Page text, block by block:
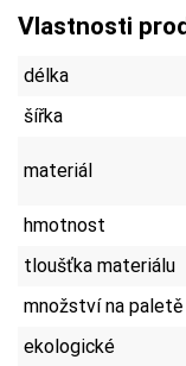
Vlastnosti
délka
šířka
materiál
hmotnost
tloušťka materiálu
množství na paletě
ekologické